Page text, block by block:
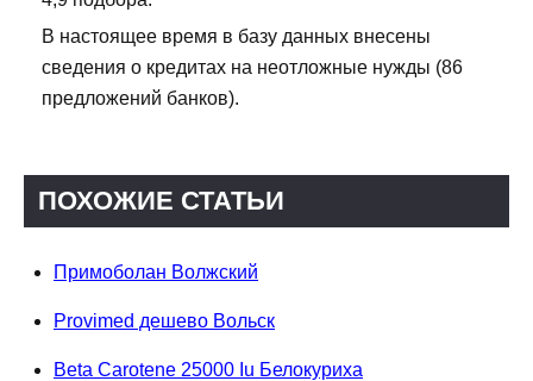
В настоящее время в базу данных внесены
сведения о кредитах на неотложные нужды (86
предложений банков).
ПОХОЖИЕ СТАТЬИ
Примоболан Волжский
Provimed дешево Вольск
Beta Carotene 25000 Iu Белокуриха